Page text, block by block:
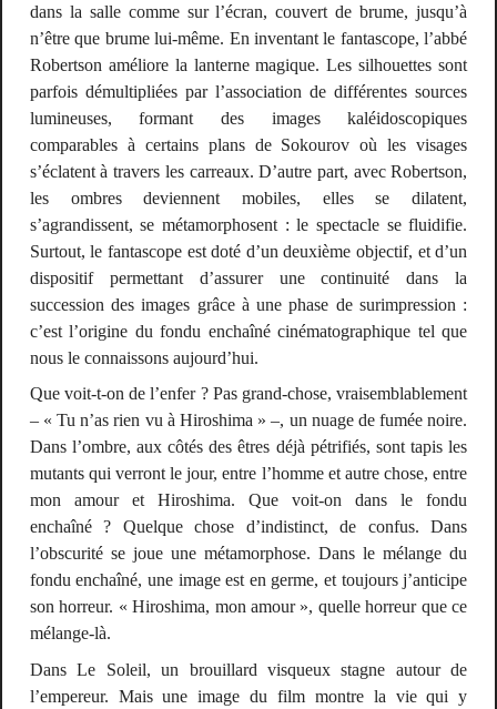
dans la salle comme sur l’écran, couvert de brume, jusqu’à
n’être que brume lui-même. En inventant le fantascope, l’abbé
Robertson améliore la lanterne magique. Les silhouettes sont
parfois démultipliées par l’association de différentes sources
lumineuses, formant des images kaléidoscopiques
comparables à certains plans de Sokourov où les visages
s’éclatent à travers les carreaux. D’autre part, avec Robertson,
les ombres deviennent mobiles, elles se dilatent,
s’agrandissent, se métamorphosent : le spectacle se fluidifie.
Surtout, le fantascope est doté d’un deuxième objectif, et d’un
dispositif permettant d’assurer une continuité dans la
succession des images grâce à une phase de surimpression :
c’est l’origine du fondu enchaîné cinématographique tel que
nous le connaissons aujourd’hui.
Que voit-t-on de l’enfer ? Pas grand-chose, vraisemblablement
– « Tu n’as rien vu à Hiroshima » –, un nuage de fumée noire.
Dans l’ombre, aux côtés des êtres déjà pétrifiés, sont tapis les
mutants qui verront le jour, entre l’homme et autre chose, entre
mon amour et Hiroshima. Que voit-on dans le fondu
enchaîné ? Quelque chose d’indistinct, de confus. Dans
l’obscurité se joue une métamorphose. Dans le mélange du
fondu enchaîné, une image est en germe, et toujours j’anticipe
son horreur. « Hiroshima, mon amour », quelle horreur que ce
mélange-là.
DansLe Soleil, un brouillard visqueux stagne autour de
l’empereur. Mais une image du film montre la vie qui y